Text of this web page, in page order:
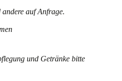
andere auf Anfrage.
und Getränke bitte